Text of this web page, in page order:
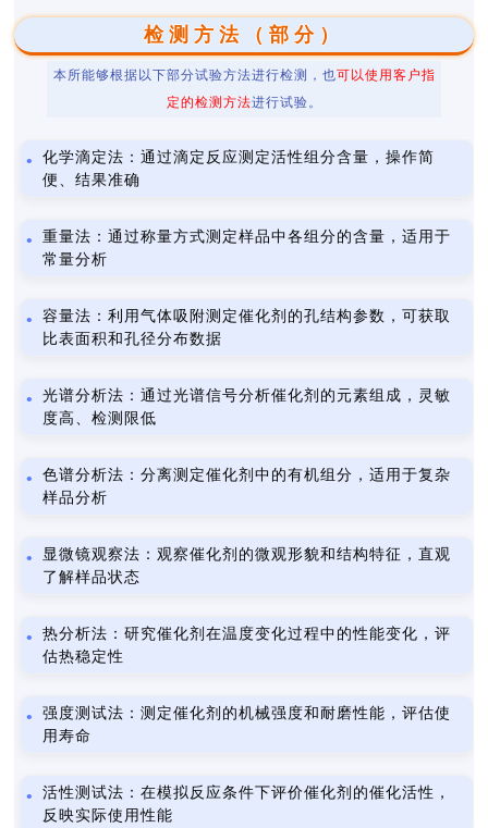
检测方法（部分）
本所能够根据以下部分试验方法进行检测，也可以使用客户指
定的检测方法进行试验。
化学滴定法：通过滴定反应测定活性组分含量，操作简
便、结果准确
重量法：通过称量方式测定样品中各组分的含量，适用于
常量分析
容量法：利用气体吸附测定催化剂的孔结构参数，可获取
比表面积和孔径分布数据
光谱分析法：通过光谱信号分析催化剂的元素组成，灵敏
度高、检测限低
色谱分析法：分离测定催化剂中的有机组分，适用于复杂
样品分析
显微镜观察法：观察催化剂的微观形貌和结构特征，直观
了解样品状态
热分析法：研究催化剂在温度变化过程中的性能变化，评
估热稳定性
强度测试法：测定催化剂的机械强度和耐磨性能，评估使
用寿命
活性测试法：在模拟反应条件下评价催化剂的催化活性，
反映实际使用性能